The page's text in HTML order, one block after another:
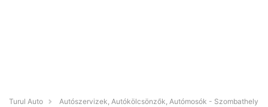
Turul Auto
Autószervizek, Autókölcsönzők, Autómosók - Szombathely